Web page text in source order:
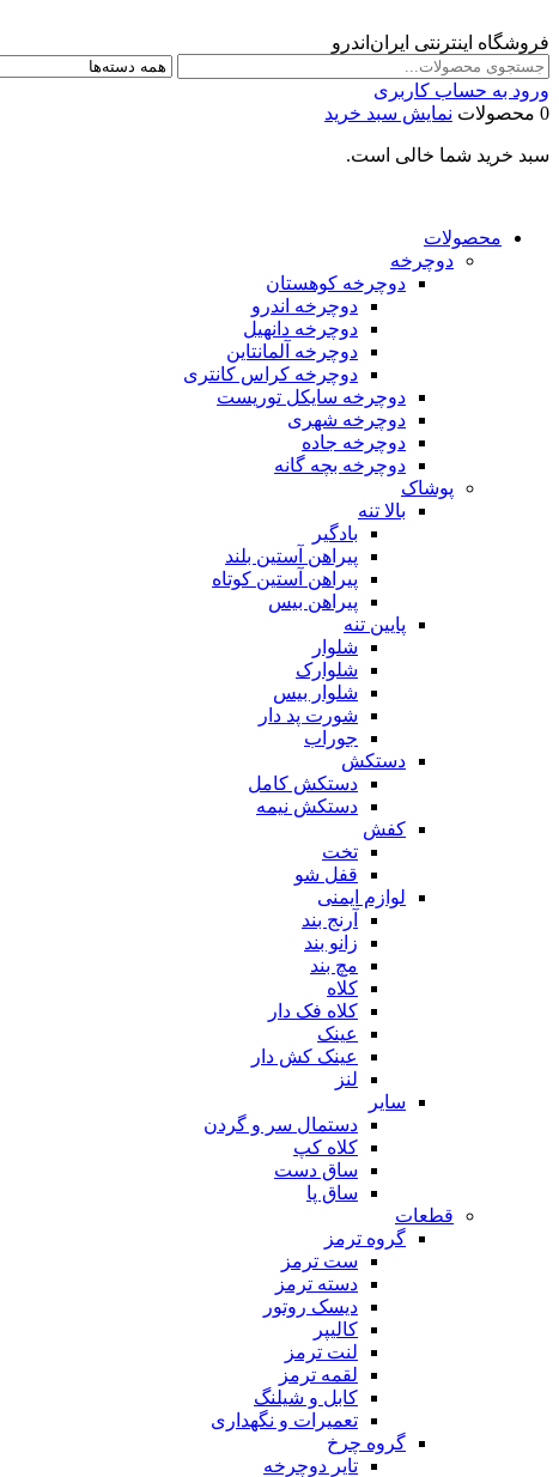
فروشگاه اینترنتی ایران‌اندرو
ورود به حساب کاربری
0 محصولات
نمایش سبد خرید
سبد خرید شما خالی است.
محصولات
دوچرخه
دوچرخه کوهستان
دوچرخه اندرو
دوچرخه دانهیل
دوچرخه آلمانتاین
دوچرخه کراس کانتری
دوچرخه سایکل توریست
دوچرخه شهری
دوچرخه جاده
دوچرخه بچه گانه
پوشاک
بالا تنه
بادگیر
پیراهن آستین بلند
پیراهن آستین کوتاه
پیراهن بیس
پایین تنه
شلوار
شلوارک
شلوار بیس
شورت پد دار
جوراب
دستکش
دستکش کامل
دستکش نیمه
کفش
تخت
قفل شو
لوازم ایمنی
آرنج بند
زانو بند
مچ بند
کلاه
کلاه فک دار
عینک
عینک کش دار
لنز
سایر
دستمال سر و گردن
کلاه کپ
ساق دست
ساق پا
قطعات
گروه ترمز
ست ترمز
دسته ترمز
دیسک روتور
کالیپر
لنت ترمز
لقمه ترمز
کابل و شیلنگ
تعمیرات و نگهداری
گروه چرخ
تایر دوچرخه